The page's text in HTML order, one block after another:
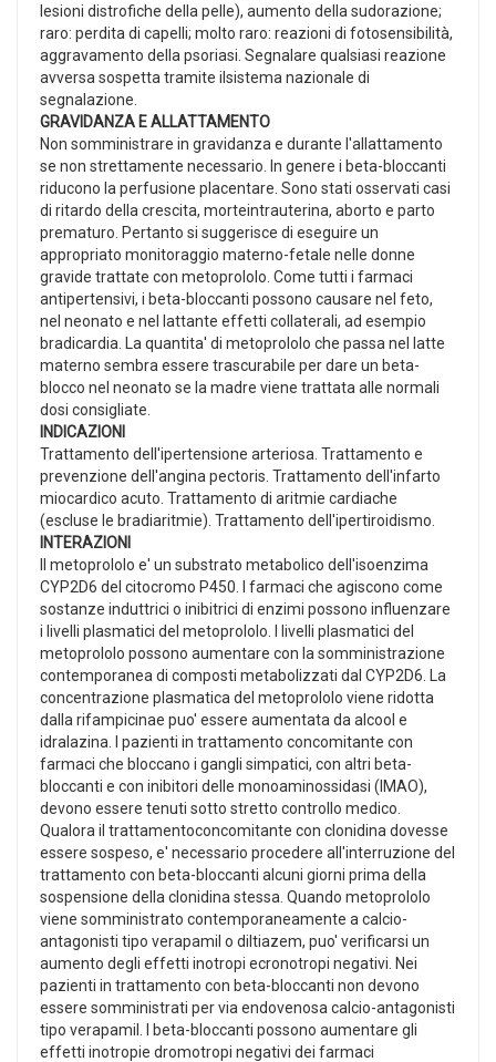
lesioni distrofiche della pelle), aumento della sudorazione;
raro: perdita di capelli; molto raro: reazioni di fotosensibilità,
aggravamento della psoriasi. Segnalare qualsiasi reazione
avversa sospetta tramite ilsistema nazionale di
segnalazione.
GRAVIDANZA E ALLATTAMENTO
Non somministrare in gravidanza e durante l'allattamento
se non strettamente necessario. In genere i beta-bloccanti
riducono la perfusione placentare. Sono stati osservati casi
di ritardo della crescita, morteintrauterina, aborto e parto
prematuro. Pertanto si suggerisce di eseguire un
appropriato monitoraggio materno-fetale nelle donne
gravide trattate con metoprololo. Come tutti i farmaci
antipertensivi, i beta-bloccanti possono causare nel feto,
nel neonato e nel lattante effetti collaterali, ad esempio
bradicardia. La quantita' di metoprololo che passa nel latte
materno sembra essere trascurabile per dare un beta-
blocco nel neonato se la madre viene trattata alle normali
dosi consigliate.
INDICAZIONI
Trattamento dell'ipertensione arteriosa. Trattamento e
prevenzione dell'angina pectoris. Trattamento dell'infarto
miocardico acuto. Trattamento di aritmie cardiache
(escluse le bradiaritmie). Trattamento dell'ipertiroidismo.
INTERAZIONI
Il metoprololo e' un substrato metabolico dell'isoenzima
CYP2D6 del citocromo P450. I farmaci che agiscono come
sostanze induttrici o inibitrici di enzimi possono influenzare
i livelli plasmatici del metoprololo. I livelli plasmatici del
metoprololo possono aumentare con la somministrazione
contemporanea di composti metabolizzati dal CYP2D6. La
concentrazione plasmatica del metoprololo viene ridotta
dalla rifampicinae puo' essere aumentata da alcool e
idralazina. I pazienti in trattamento concomitante con
farmaci che bloccano i gangli simpatici, con altri beta-
bloccanti e con inibitori delle monoaminossidasi (IMAO),
devono essere tenuti sotto stretto controllo medico.
Qualora il trattamentoconcomitante con clonidina dovesse
essere sospeso, e' necessario procedere all'interruzione del
trattamento con beta-bloccanti alcuni giorni prima della
sospensione della clonidina stessa. Quando metoprololo
viene somministrato contemporaneamente a calcio-
antagonisti tipo verapamil o diltiazem, puo' verificarsi un
aumento degli effetti inotropi ecronotropi negativi. Nei
pazienti in trattamento con beta-bloccanti non devono
essere somministrati per via endovenosa calcio-antagonisti
tipo verapamil. I beta-bloccanti possono aumentare gli
effetti inotropie dromotropi negativi dei farmaci